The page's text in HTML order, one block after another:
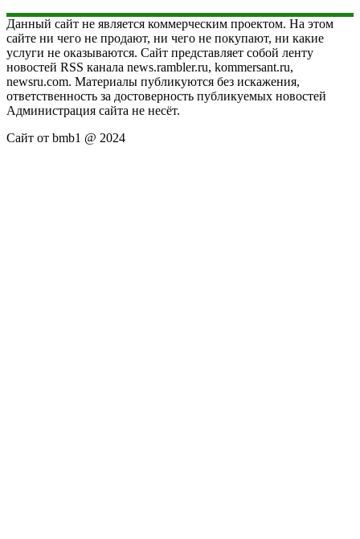
Данный сайт не является коммерческим проектом. На этом
сайте ни чего не продают, ни чего не покупают, ни какие
услуги не оказываются. Сайт представляет собой ленту
новостей RSS канала news.rambler.ru, kommersant.ru,
newsru.com. Материалы публикуются без искажения,
ответственность за достоверность публикуемых новостей
Администрация сайта не несёт.
Сайт от bmb1 @ 2024